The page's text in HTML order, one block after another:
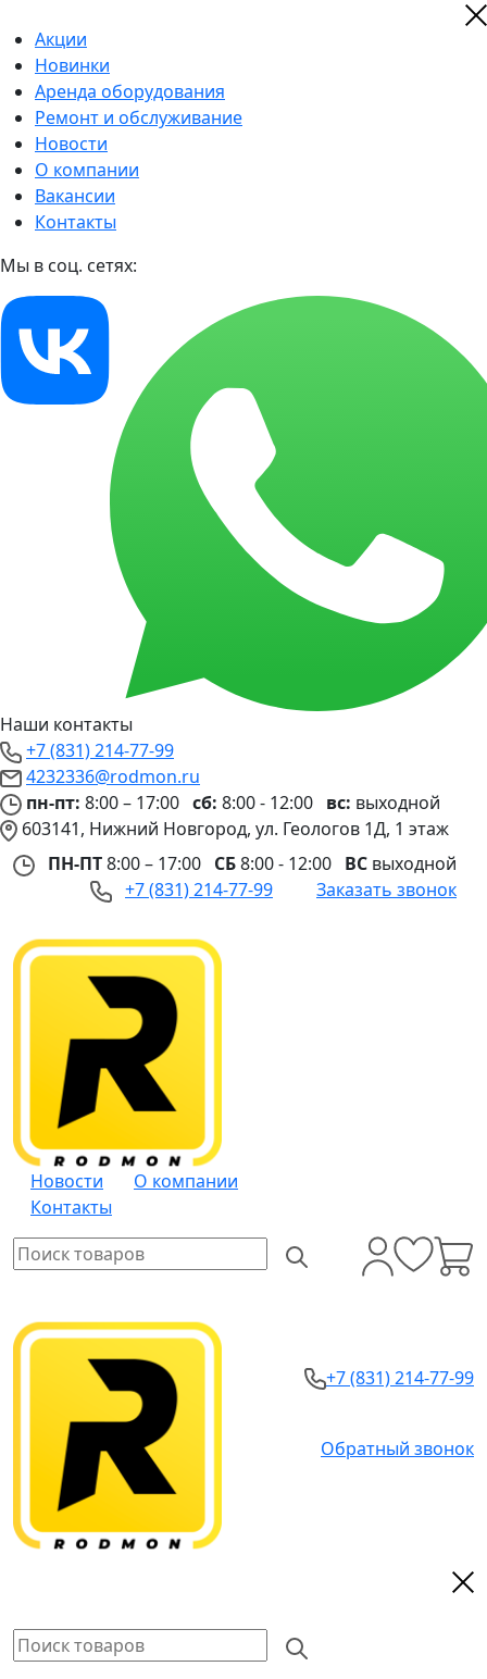
Акции
Новинки
Аренда оборудования
Ремонт и обслуживание
Новости
О компании
Вакансии
Контакты
Мы в соц. сетях:
Наши контакты
+7 (831) 214-77-99
4232336@rodmon.ru
пн-пт: 8:00 – 17:00 сб: 8:00 - 12:00 вс: выходной
603141, Нижний Новгород, ул. Геологов 1Д, 1 этаж
ПН-ПТ8:00 – 17:00 СБ8:00 - 12:00 ВС выходной
+7 (831) 214-77-99
Заказать звонок
Новости
О компании
Контакты
+7 (831) 214-77-99
Обратный звонок